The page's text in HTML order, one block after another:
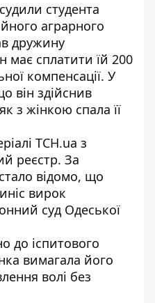
студента
аграрного
дружину
має сплатити їй 200
компенсації. У
він здійснив
з жінкою спала її
ТСН.ua з
реєстр. За
відомо, що
вирок
суд Одеської
до іспитового
вимагала його
волі без